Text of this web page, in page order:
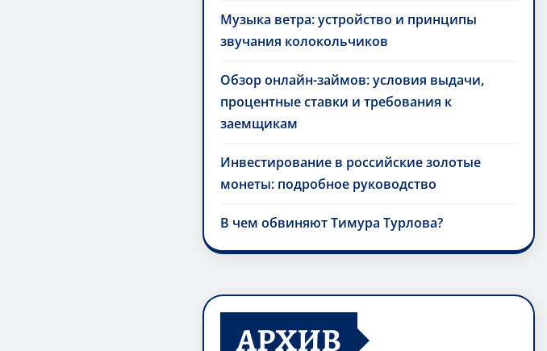
Музыка ветра: устройство и принципы
звучания колокольчиков
Обзор онлайн-займов: условия выдачи,
процентные ставки и требования к
заемщикам
Инвестирование в российские золотые
монеты: подробное руководство
В чем обвиняют Тимура Турлова?
АРХИВ